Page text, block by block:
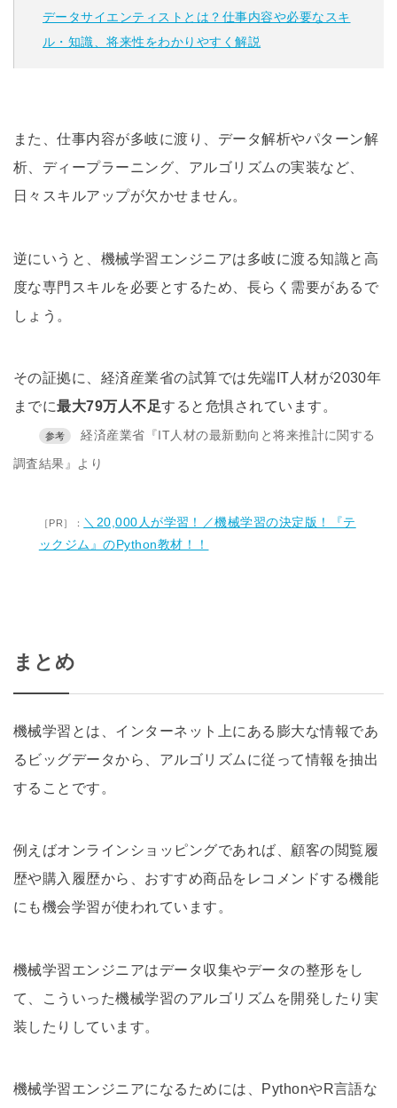
データサイエンティストとは？仕事内容や必要なスキ
ル・知識、将来性をわかりやすく解説
また、仕事内容が多岐に渡り、データ解析やパターン解
析、ディープラーニング、アルゴリズムの実装など、
日々スキルアップが欠かせません。
逆にいうと、機械学習エンジニアは多岐に渡る知識と高
度な専門スキルを必要とするため、長らく需要があるで
しょう。
その証拠に、経済産業省の試算では先端IT人材が2030年
までに最大79万人不足すると危惧されています。
経済産業省『IT人材の最新動向と将来推計に関する
調査結果』より
＼20,000人が学習！／機械学習の決定版！『テ
ックジム』のPython教材！！
まとめ
機械学習とは、インターネット上にある膨大な情報であ
るビッグデータから、アルゴリズムに従って情報を抽出
することです。
例えばオンラインショッピングであれば、顧客の閲覧履
歴や購入履歴から、おすすめ商品をレコメンドする機能
にも機会学習が使われています。
機械学習エンジニアはデータ収集やデータの整形をし
て、こういった機械学習のアルゴリズムを開発したり実
装したりしています。
機械学習エンジニアになるためには、PythonやR言語な